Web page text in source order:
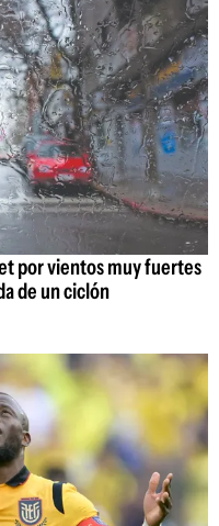
por vientos muy fuertes
de un ciclón